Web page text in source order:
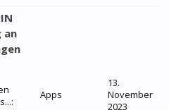
an
Apps
13.
November
2023